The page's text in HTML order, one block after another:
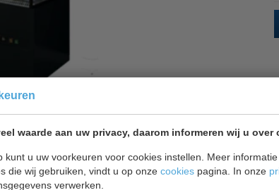
waarde aan uw privacy, daarom informeren wij u
kunt u uw voorkeuren voor cookies instellen. Meer
die wij gebruiken, vindt u op onze cookies pagina. In onze
verwerken.